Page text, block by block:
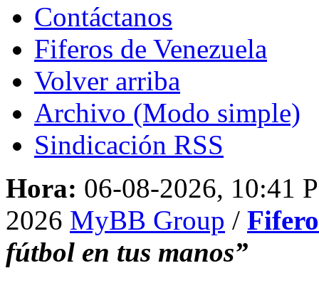
Contáctanos
Fiferos de Venezuela
Volver arriba
Archivo (Modo simple)
Sindicación RSS
Hora: 06-08-2026, 10:41
2026 MyBB Group /
fútbol en tus manos”